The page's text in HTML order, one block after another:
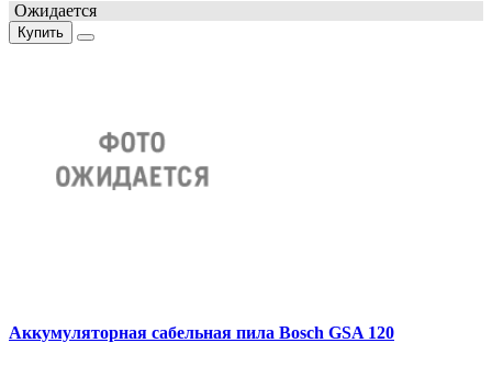
Ожидается
Купить
Аккумуляторная сабельная пила Bosch GSA 120